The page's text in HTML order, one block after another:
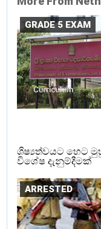
GRADE 5 EXAM
ශිෂ්‍යත්වයට හෙට
විශේෂ දැනුම්දීමක්
ARRESTED